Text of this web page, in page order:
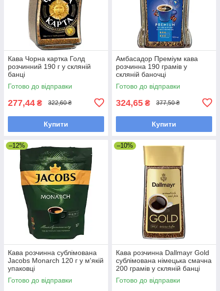
Кава Чорна картка Голд
розчинний 190 г у скляній
банці
Готово до відправки
277,44 ₴ 322,60 ₴
Купити
Амбасадор Преміум кава
розчинна 190 грамів у
скляній баночці
Готово до відправки
324,65 ₴ 377,50 ₴
Купити
–12%
Кава розчинна сублімована
Jacobs Monarch 120 г у м'якій
упаковці
Готово до відправки
–10%
Кава розчинна Dallmayr Gold
сублімована німецька смачна
200 грамів у скляній банці
Готово до відправки